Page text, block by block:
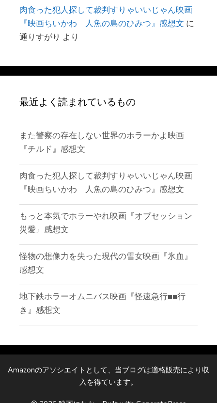
肉食った犯人探して裁判すりゃいいじゃん映画
『映画ちいかわ 人魚の島のひみつ』感想文 に
通りすがり より
最近よく読まれているもの
また警察の存在しない世界のホラーかよ映画
『チルド』感想文
肉食った犯人探して裁判すりゃいいじゃん映画
『映画ちいかわ 人魚の島のひみつ』感想文
もっと本気でホラーやれ映画『オブセッション
災愛』感想文
怪物の想像力を失った現代の雪女映画『氷血』
感想文
地下鉄ホラーオムニバス映画『怪速急行■■行
き』感想文
Amazonのアソシエイトとして、当ブログは適格販売により収
入を得ています。